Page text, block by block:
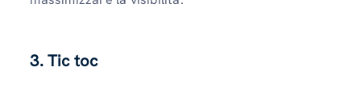
3. Tic toc